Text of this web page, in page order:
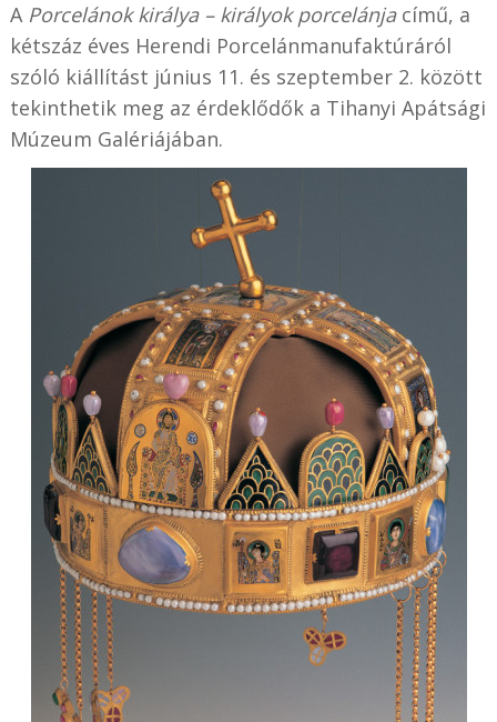
A Porcelánok királya – királyok porcelánjacímű, a
kétszáz éves Herendi Porcelánmanufaktúráról
szóló kiállítást június 11. és szeptember 2. között
tekinthetik meg az érdeklődők a Tihanyi Apátsági
Múzeum Galériájában.